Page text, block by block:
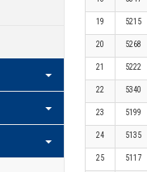
19 5215
20 5268
21 5222
22 5340
23 5199
24 5135
25 5117